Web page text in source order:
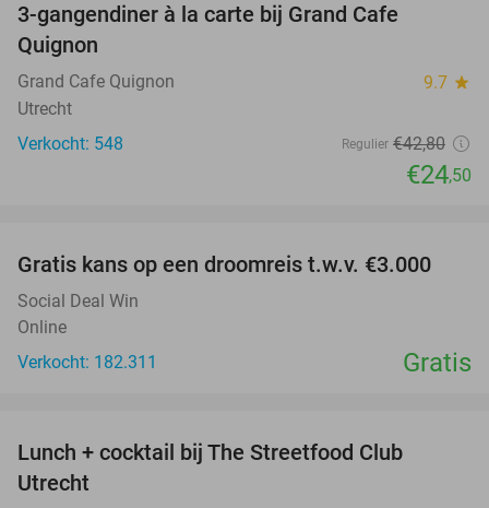
3-gangendiner à la carte bij Grand Cafe
Quignon
Grand Cafe Quignon 9.7 star
Utrecht
Verkocht: 548
Regulier €42,80
€24,50
Gratis kans op een droomreis t.w.v. €3.000
Social Deal Win
Online
Verkocht: 182.311
Gratis
Lunch + cocktail bij The Streetfood Club
Utrecht